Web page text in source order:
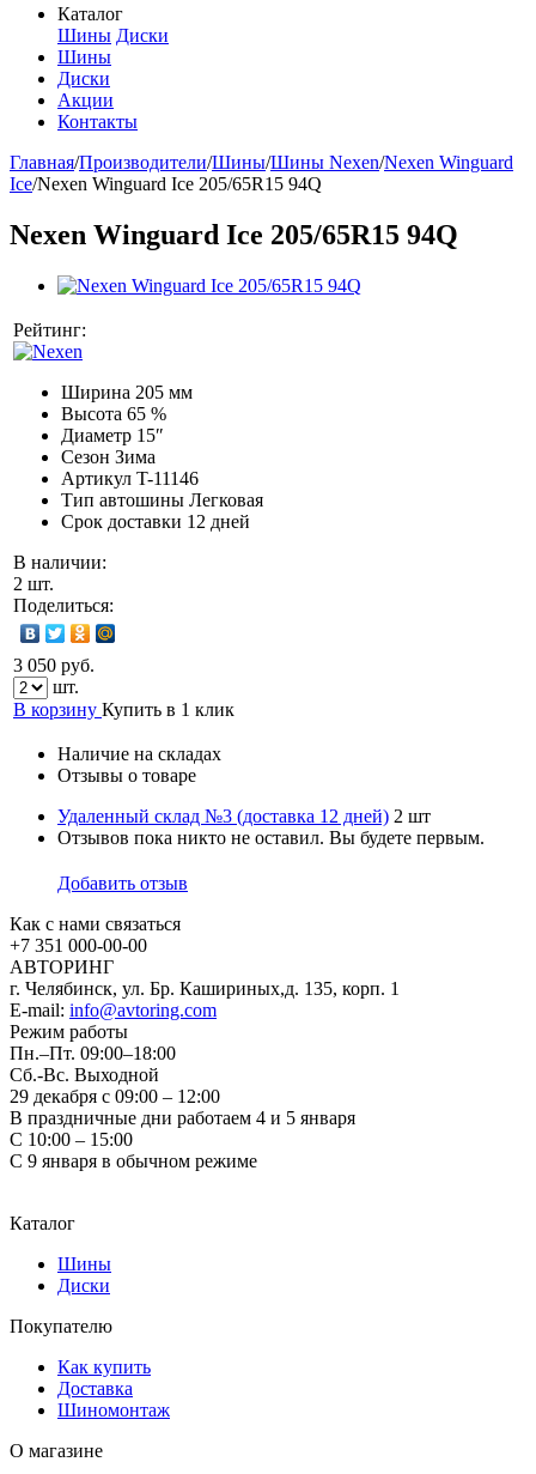
Каталог
Шины Диски
Шины
Диски
Акции
Контакты
Главная/Производители/Шины/Шины Nexen/Nexen Winguard
Ice/Nexen Winguard Ice 205/65R15 94Q
Nexen Winguard Ice 205/65R15 94Q
Рейтинг:
Ширина 205 мм
Высота 65 %
Диаметр 15″
Сезон Зима
Артикул T-11146
Тип автошины Легковая
Срок доставки 12 дней
В наличии:
2 шт.
Поделиться:
3 050 руб.
шт.
В корзину Купить в 1 клик
Наличие на складах
Отзывы о товаре
Удаленный склад №3 (доставка 12 дней) 2 шт
Отзывов пока никто не оставил. Вы будете первым.
Добавить отзыв
Как с нами связаться
+7 351 000-00-00
АВТОРИНГ
г. Челябинск, ул. Бр. Кашириных,д. 135, корп. 1
E-mail: info@avtoring.com
Режим работы
Пн.–Пт. 09:00–18:00
Сб.-Вс. Выходной
29 декабря с 09:00 – 12:00
В праздничные дни работаем 4 и 5 января
С 10:00 – 15:00
С 9 января в обычном режиме
Каталог
Шины
Диски
Покупателю
Как купить
Доставка
Шиномонтаж
О магазине